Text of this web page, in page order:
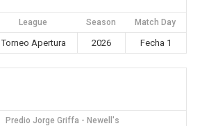
League Season Match Day
Torneo Apertura 2026 Fecha 1
Predio Jorge Griffa - Newell's